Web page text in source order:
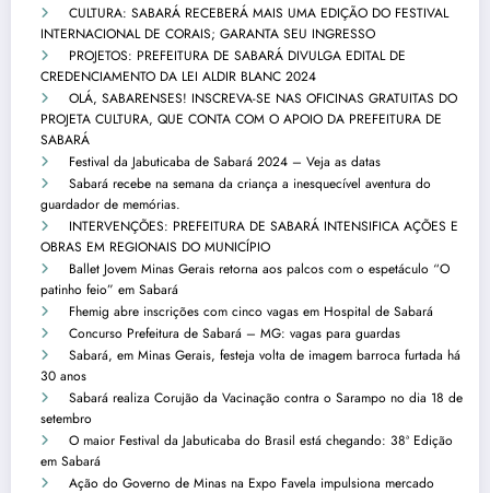
CULTURA: SABARÁ RECEBERÁ MAIS UMA EDIÇÃO DO FESTIVAL
INTERNACIONAL DE CORAIS; GARANTA SEU INGRESSO
PROJETOS: PREFEITURA DE SABARÁ DIVULGA EDITAL DE
CREDENCIAMENTO DA LEI ALDIR BLANC 2024
OLÁ, SABARENSES! INSCREVA-SE NAS OFICINAS GRATUITAS DO
PROJETA CULTURA, QUE CONTA COM O APOIO DA PREFEITURA DE
SABARÁ
Festival da Jabuticaba de Sabará 2024 – Veja as datas
Sabará recebe na semana da criança a inesquecível aventura do
guardador de memórias.
INTERVENÇÕES: PREFEITURA DE SABARÁ INTENSIFICA AÇÕES E
OBRAS EM REGIONAIS DO MUNICÍPIO
Ballet Jovem Minas Gerais retorna aos palcos com o espetáculo “O
patinho feio” em Sabará
Fhemig abre inscrições com cinco vagas em Hospital de Sabará
Concurso Prefeitura de Sabará – MG: vagas para guardas
Sabará, em Minas Gerais, festeja volta de imagem barroca furtada há
30 anos
Sabará realiza Corujão da Vacinação contra o Sarampo no dia 18 de
setembro
O maior Festival da Jabuticaba do Brasil está chegando: 38ª Edição
em Sabará
Ação do Governo de Minas na Expo Favela impulsiona mercado